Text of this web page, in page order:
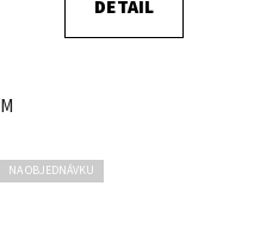
DETAIL
M
NA OBJEDNÁVKU